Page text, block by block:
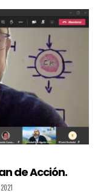
de Acción.